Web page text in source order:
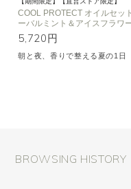
COOL PROTECT オイルセッ
ーバルミント＆アイスフラワー
5,720円
朝と夜、香りで整える夏の1日
BROWSING HISTORY